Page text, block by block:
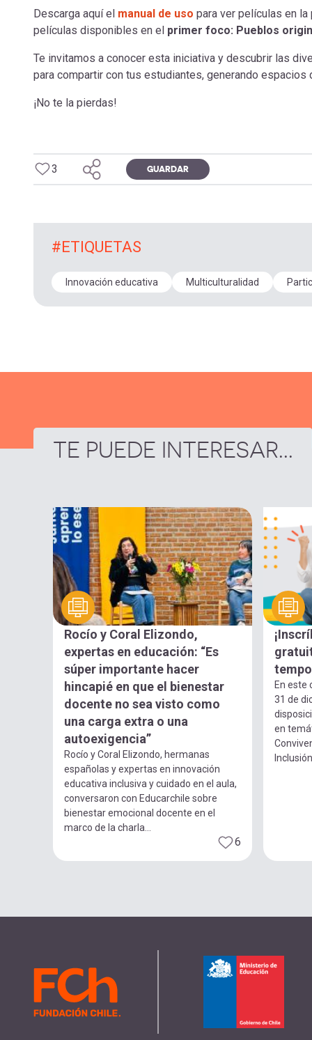
Descarga aquí el manual de uso para ver películas en
películas disponibles en el primer foco: Pueblos
Te invitamos a conocer esta iniciativa y descubrir las
para compartir con tus estudiantes, generando espacios
¡No te la pierdas!
3 GUARDAR
#ETIQUETAS
Innovación educativa Multiculturalidad
TE PUEDE INTERESAR...
Rocío y Coral Elizondo,
expertas en educación: “Es
súper importante hacer
hincapié en que el bienestar
docente no sea visto como
una carga extra o una
autoexigencia”
Rocío y Coral Elizondo, hermanas
españolas y expertas en innovación
educativa inclusiva y cuidado en el aula,
conversaron con Educarchile sobre
bienestar emocional docente en el
marco de la charla...
6
En este
31 de
en